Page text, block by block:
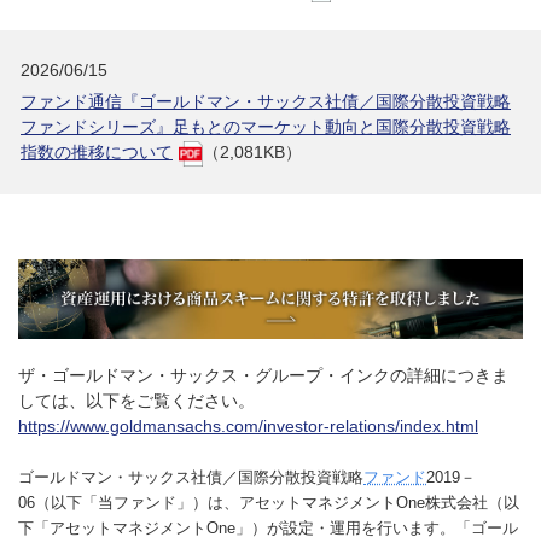
2026/06/15
ファンド通信『ゴールドマン・サックス社債／国際分散投資戦略
ファンドシリーズ』足もとのマーケット動向と国際分散投資戦略
指数の推移について
（2,081KB）
ザ・ゴールドマン・サックス・グループ・インクの詳細につきま
しては、以下をご覧ください。
https://www.goldmansachs.com/investor-relations/index.html
ゴールドマン・サックス社債／国際分散投資戦略ファンド2019－
06（以下「当ファンド」）は、アセットマネジメントOne株式会社（以
下「アセットマネジメントOne」）が設定・運用を行います。「ゴール